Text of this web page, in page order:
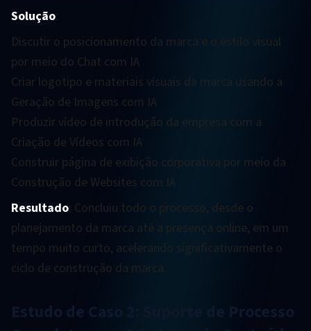
Solução:
Discutir o posicionamento da marca e o estilo visual
por meio do Chat com IA
Criar logotipo e materiais visuais da marca usando a
Geração de Imagens com IA
Produzir vídeo de introdução da empresa com a
Criação de Vídeos com IA
Construir página de exibição corporativa por meio da
Construção de Websites com IA
Resultado: Concluiu todo o processo, desde o
planejamento da marca até a presença online, em um
tempo muito curto, acelerando significativamente o
ciclo de construção da marca.
Estudo de Caso 2: Suporte de Processo